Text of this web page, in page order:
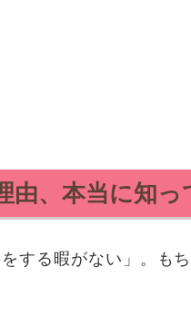
、本当に知っ
する暇がない」。も